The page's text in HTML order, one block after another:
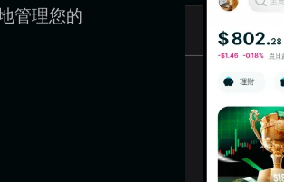
管理您的